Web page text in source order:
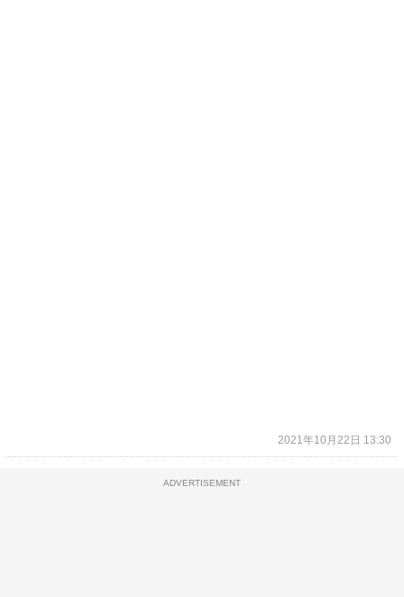
2021年10月22日 13:30
ADVERTISEMENT